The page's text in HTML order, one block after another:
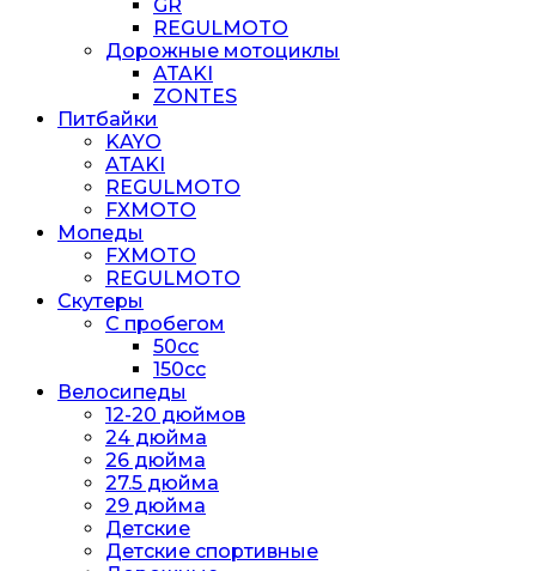
GR
REGULMOTO
Дорожные мотоциклы
ATAKI
ZONTES
Питбайки
KAYO
ATAKI
REGULMOTO
FXMOTO
Мопеды
FXMOTO
REGULMOTO
Скутеры
С пробегом
50cc
150cc
Велосипеды
12-20 дюймов
24 дюйма
26 дюйма
27.5 дюйма
29 дюйма
Детские
Детские спортивные